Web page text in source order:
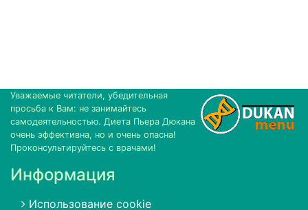
Уважаемые читатели, убедительная
просьба к Вам: не занимайтесь
самодеятельностью. Диета Пьера Дюкана
очень эффективна, но и очень опасна!
Проконсультируйтесь с врачами!
Информация
Использование cookie